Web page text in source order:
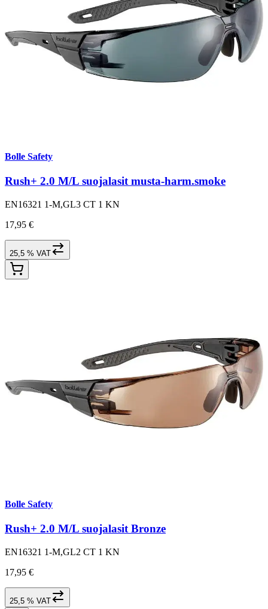
Bolle Safety
Rush+ 2.0 M/L suojalasit musta-harm.smoke
EN16321 1-M,GL3 CT 1 KN
17,95 €
25,5 % VAT
Bolle Safety
Rush+ 2.0 M/L suojalasit Bronze
EN16321 1-M,GL2 CT 1 KN
17,95 €
25,5 % VAT